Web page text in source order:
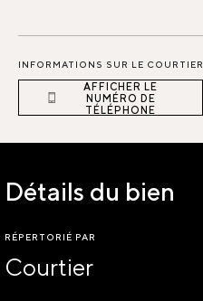
INFORMATIONS SUR LE COURTIER
AFFICHER LE
NUMÉRO DE
TÉLÉPHONE
Détails du bien
RÉPERTORIÉ PAR
Courtier